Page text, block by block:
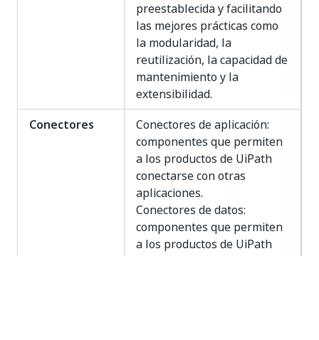
preestablecida y facilitando
las mejores prácticas como
la modularidad, la
reutilización, la capacidad de
mantenimiento y la
extensibilidad.
Conectores
Conectores de aplicación:
componentes que permiten
a los productos de UiPath
conectarse con otras
aplicaciones.
Conectores de datos:
componentes que permiten
a los productos de UiPath